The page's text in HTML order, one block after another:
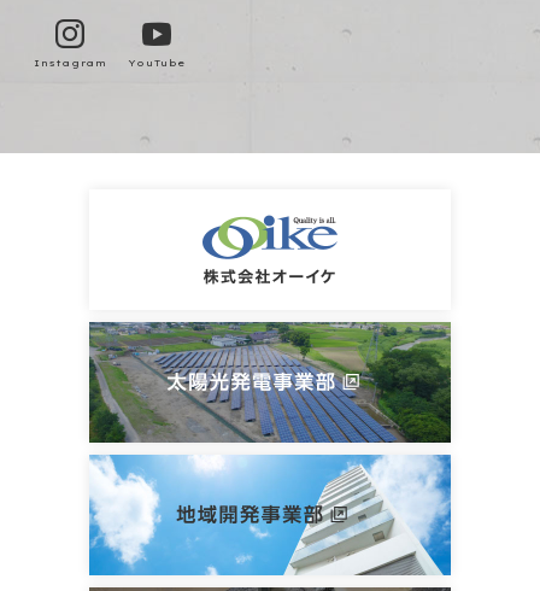
Instagram YouTube